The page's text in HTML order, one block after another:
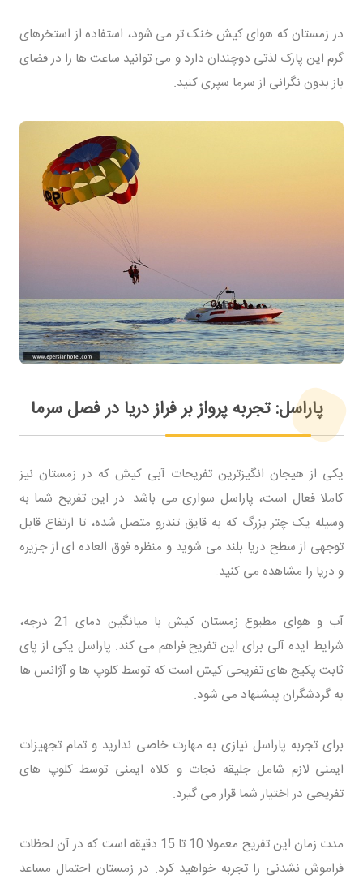
در زمستان که هوای کیش خنک تر می شود، استفاده از استخرهای
گرم این پارک لذتی دوچندان دارد و می توانید ساعت ها را در فضای
باز بدون نگرانی از سرما سپری کنید.
پاراسل: تجربه پرواز بر فراز دریا در فصل سرما
یکی از هیجان انگیزترین تفریحات آبی کیش که در زمستان نیز
کاملا فعال است، پاراسل سواری می باشد. در این تفریح شما به
وسیله یک چتر بزرگ که به قایق تندرو متصل شده، تا ارتفاع قابل
توجهی از سطح دریا بلند می شوید و منظره فوق العاده ای از جزیره
و دریا را مشاهده می کنید.
آب و هوای مطبوع زمستان کیش با میانگین دمای 21 درجه،
شرایط ایده آلی برای این تفریح فراهم می کند. پاراسل یکی از پای
ثابت پکیج های تفریحی کیش است که توسط کلوپ ها و آژانس ها
به گردشگران پیشنهاد می شود.
برای تجربه پاراسل نیازی به مهارت خاصی ندارید و تمام تجهیزات
ایمنی لازم شامل جلیقه نجات و کلاه ایمنی توسط کلوپ های
تفریحی در اختیار شما قرار می گیرد.
مدت زمان این تفریح معمولا 10 تا 15 دقیقه است که در آن لحظات
فراموش نشدنی را تجربه خواهید کرد. در زمستان احتمال مساعد